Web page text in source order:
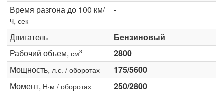
Время разгона до 100 км/
ч, сек
-
Двигатель
Бензиновый
Рабочий объем, см3
2800
Мощность, л.с. / оборотах
175/5600
Момент, Н·м / оборотах
250/2800